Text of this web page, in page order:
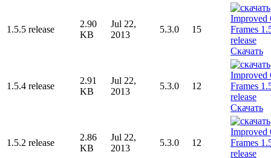
1.5.5 release
2.90
KB
Jul 22,
2013
5.3.0 15
Скачать
1.5.4 release
2.91
KB
Jul 22,
2013
5.3.0 12
Скачать
1.5.2 release
2.86
KB
Jul 22,
2013
5.3.0 12